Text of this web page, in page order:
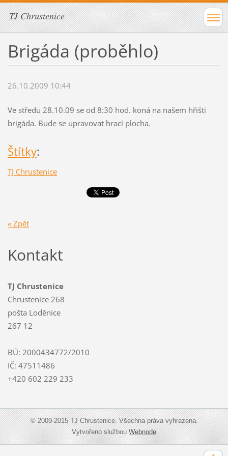
TJ Chrustenice
Brigáda (proběhlo)
26.10.2009 10:44
Ve středu 28.10.09 se od 8:30 hod. koná na našem hřišti
brigáda. Bude se upravovat hrací plocha.
Štítky:
TJ Chrustenice
« Zpět
Kontakt
TJ Chrustenice
Chrustenice 268
pošta Loděnice
267 12
BÚ: 2000434772/2010
IČ: 47511486
+420 602 229 233
© 2009-2015 TJ Chrustenice. Všechna práva vyhrazena.
Vytvořeno službouWebnode